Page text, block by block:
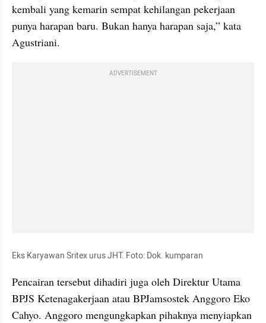
kembali yang kemarin sempat kehilangan pekerjaan
punya harapan baru. Bukan hanya harapan saja,” kata
Agustriani.
ADVERTISEMENT
Eks Karyawan Sritex urus JHT. Foto: Dok. kumparan
Pencairan tersebut dihadiri juga oleh Direktur Utama
BPJS Ketenagakerjaan atau BPJamsostek Anggoro Eko
Cahyo. Anggoro mengungkapkan pihaknya menyiapkan